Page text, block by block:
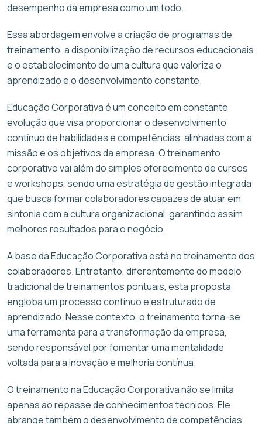
desempenho da empresa como um todo.
Essa abordagem envolve a criação de programas de
treinamento, a disponibilização de recursos educacionais
e o estabelecimento de uma cultura que valoriza o
aprendizado e o desenvolvimento constante.
Educação Corporativa é um conceito em constante
evolução que visa proporcionar o desenvolvimento
contínuo de habilidades e competências, alinhadas com a
missão e os objetivos da empresa. O treinamento
corporativo vai além do simples oferecimento de cursos
e workshops, sendo uma estratégia de gestão integrada
que busca formar colaboradores capazes de atuar em
sintonia com a cultura organizacional, garantindo assim
melhores resultados para o negócio.
A base da Educação Corporativa está no treinamento dos
colaboradores. Entretanto, diferentemente do modelo
tradicional de treinamentos pontuais, esta proposta
engloba um processo contínuo e estruturado de
aprendizado. Nesse contexto, o treinamento torna-se
uma ferramenta para a transformação da empresa,
sendo responsável por fomentar uma mentalidade
voltada para a inovação e melhoria contínua.
O treinamento na Educação Corporativa não se limita
apenas ao repasse de conhecimentos técnicos. Ele
abrange também o desenvolvimento de competências